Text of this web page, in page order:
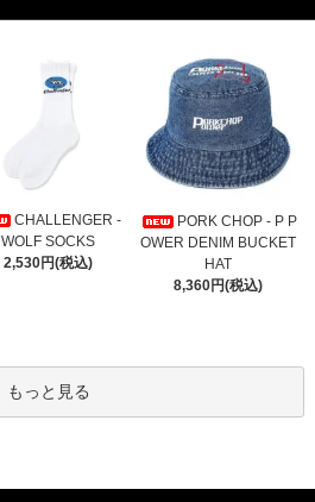
CHALLENGER -
WOLF SOCKS
2,530円(税込)
PORK CHOP - P P
OWER DENIM BUCKET
HAT
8,360円(税込)
もっと見る